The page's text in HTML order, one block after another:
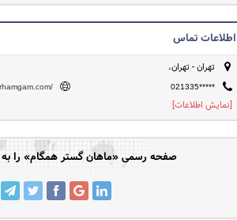
جستجو
اطلاعات تماس
تهران - تهران،
021335*****
[نمایش اطلاعات]
صفحه رسمی «ماهان گستر همگام» را به